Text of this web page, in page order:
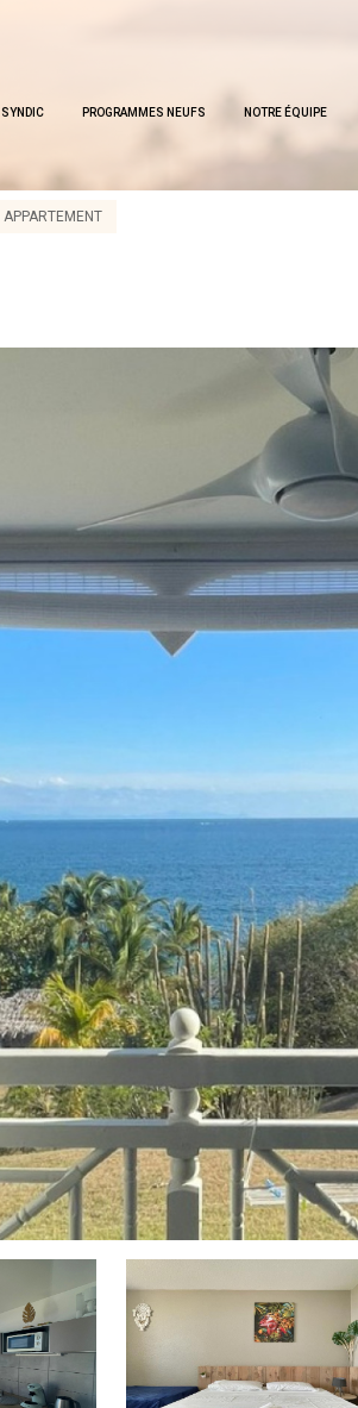
SYNDIC PROGRAMMES NEUFS NOTRE ÉQUIPE
APPARTEMENT